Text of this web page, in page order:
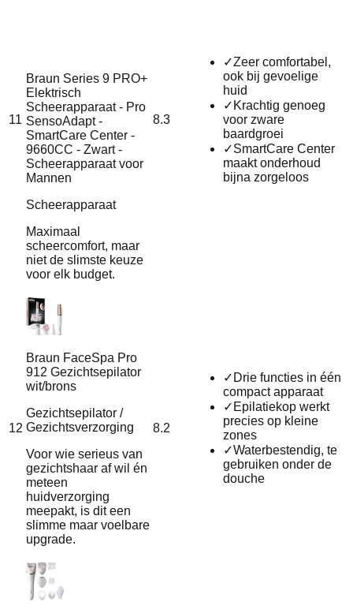
11
Braun Series 9 PRO+
Elektrisch
Scheerapparaat - Pro
SensoAdapt -
SmartCare Center -
9660CC - Zwart -
Scheerapparaat voor
Mannen
Scheerapparaat
Maximaal
scheercomfort, maar
niet de slimste keuze
voor elk budget.
8.3
✓Zeer comfortabel,
ook bij gevoelige
huid
✓ Krachtig genoeg
voor zware
baardgroei
✓SmartCare Center
maakt onderhoud
bijna zorgeloos
12
Braun FaceSpa Pro
912 Gezichtsepilator
wit/brons
Gezichtsepilator /
Gezichtsverzorging
Voor wie serieus van
gezichtshaar af wil én
meteen
huidverzorging
meepakt, is dit een
slimme maar voelbare
upgrade.
8.2
✓ Drie functies in één
compact apparaat
✓ Epilatiekop werkt
precies op kleine
zones
✓Waterbestendig, te
gebruiken onder de
douche